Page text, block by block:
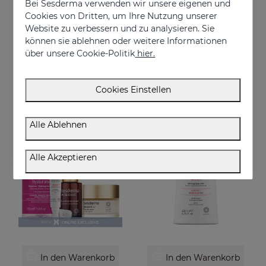
In den Warenkorb
DAESES Augen-Und Lippenkontur
In den Warenkorb
ONLINE EXKLUSIV
In den Warenkorb In den Warenkorb
Bei Sesderma verwenden wir unsere eigenen und
Cookies von Dritten, um Ihre Nutzung unserer
Website zu verbessern und zu analysieren. Sie
können sie ablehnen oder weitere Informationen
über unsere Cookie-Politik hier.
Cookies Einstellen
Alle Ablehnen
Alle Akzeptieren